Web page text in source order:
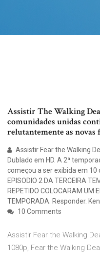
Assistir The Walking
comunidades unidas
relutantemente as
Assistir Fear the Walking
Dublado em HD. A 2ª
começou a ser exibida em 10
EPISODIO 2 DA TERCEIRA
REPETIDO COLOCARAM UM
TEMPORADA. Responder.
10 Comments
Assistir Fear the Walking
1080p, Fear the Walking